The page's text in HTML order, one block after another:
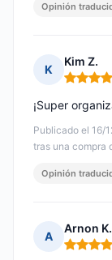
Opinión
K
Kim Z.
Nota: 5
Publicado el 16/
tras una compra
¡Super
Opinión
A
Arnon K.
Nota: 5